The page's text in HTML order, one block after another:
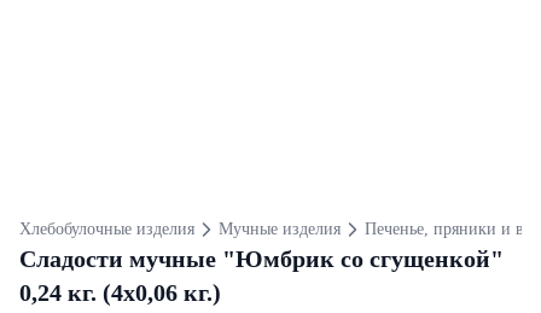
Хлебобулочные изделия Мучные изделия Печенье, пряники и
Сладости мучные "Юмбрик со сгущенкой"
0,24 кг. (4х0,06 кг.)